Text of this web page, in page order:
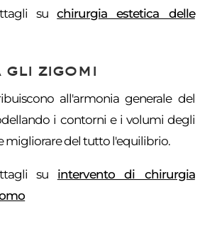
suchirurgia estetica delle
gli zigomi
all'armonia generale del
i contorni e i volumi degli
migliorare del tutto l'equilibrio.
su intervento di chirurgia